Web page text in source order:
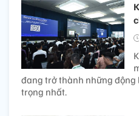
đang trở thành những
trọng nhất.